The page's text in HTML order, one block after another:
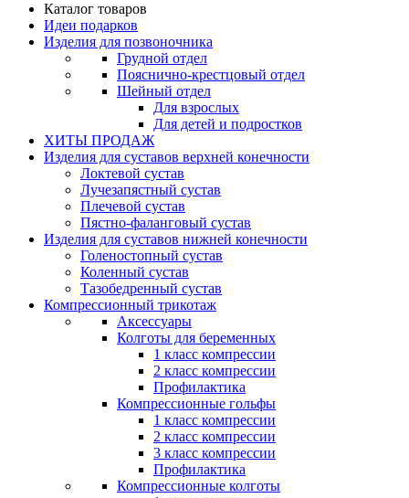
Каталог товаров
Идеи подарков
Изделия для позвоночника
Грудной отдел
Пояснично-крестцовый отдел
Шейный отдел
Для взрослых
Для детей и подростков
ХИТЫ ПРОДАЖ
Изделия для суставов верхней конечности
Локтевой сустав
Лучезапястный сустав
Плечевой сустав
Пястно-фаланговый сустав
Изделия для суставов нижней конечности
Голеностопный сустав
Коленный сустав
Тазобедренный сустав
Компрессионный трикотаж
Аксессуары
Колготы для беременных
1 класс компрессии
2 класс компрессии
Профилактика
Компрессионные гольфы
1 класс компрессии
2 класс компрессии
3 класс компрессии
Профилактика
Компрессионные колготы